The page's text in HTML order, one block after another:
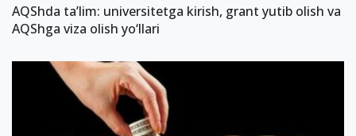
AQShda ta’lim: universitetga kirish, grant yutib olish va
AQShga viza olish yo‘llari